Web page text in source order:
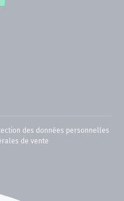
des données personnelles
de vente